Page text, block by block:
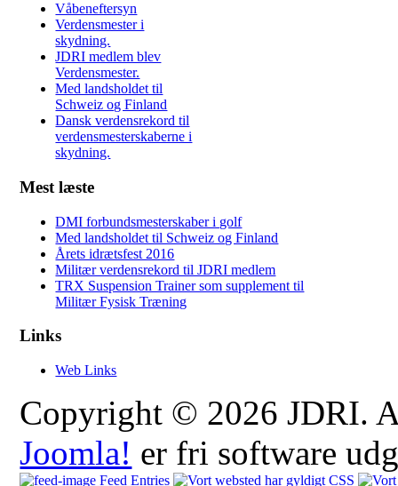
Våbeneftersyn
Verdensmester i
skydning.
JDRI medlem blev
Verdensmester.
Med landsholdet til
Schweiz og Finland
Dansk verdensrekord til
verdensmesterskaberne i
skydning.
Mest læste
DMI forbundsmesterskaber i golf
Med landsholdet til Schweiz og Finland
Årets idrætsfest 2016
Militær verdensrekord til JDRI medlem
TRX Suspension Trainer som supplement til
Militær Fysisk Træning
Links
Web Links
Copyright © 2026 JDRI.
Joomla! er fri software
Feed Entries